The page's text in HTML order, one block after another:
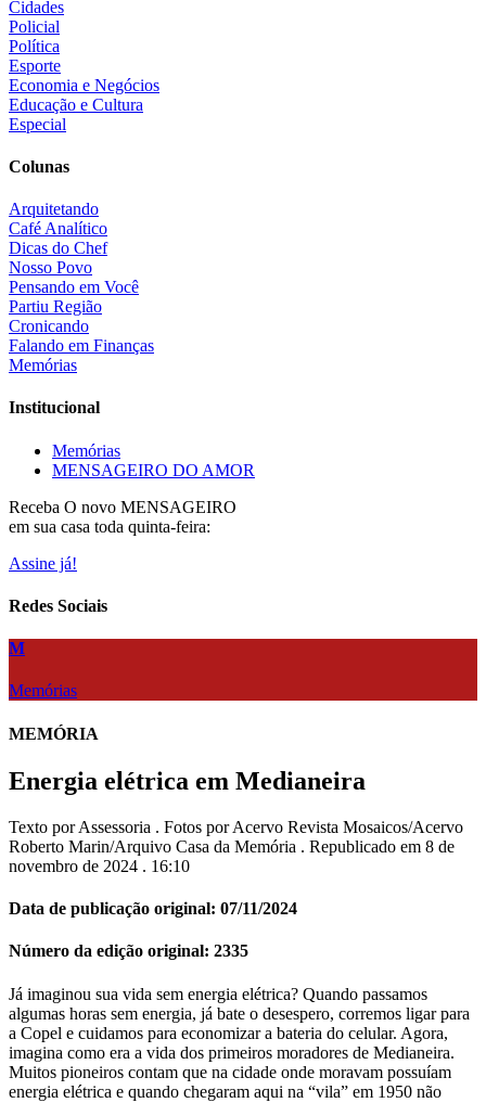
Cidades
Policial
Política
Esporte
Economia e Negócios
Educação e Cultura
Especial
Colunas
Arquitetando
Café Analítico
Dicas do Chef
Nosso Povo
Pensando em Você
Partiu Região
Cronicando
Falando em Finanças
Memórias
Institucional
Memórias
MENSAGEIRO DO AMOR
Receba O novo MENSAGEIRO
em sua casa toda quinta-feira:
Assine já!
Redes Sociais
M
Memórias
MEMÓRIA
Energia elétrica em Medianeira
Texto por Assessoria . Fotos por Acervo Revista Mosaicos/Acervo
Roberto Marin/Arquivo Casa da Memória . Republicado em 8 de
novembro de 2024 . 16:10
Data de publicação original: 07/11/2024
Número da edição original: 2335
Já imaginou sua vida sem energia elétrica? Quando passamos
algumas horas sem energia, já bate o desespero, corremos ligar para
a Copel e cuidamos para economizar a bateria do celular. Agora,
imagina como era a vida dos primeiros moradores de Medianeira.
Muitos pioneiros contam que na cidade onde moravam possuíam
energia elétrica e quando chegaram aqui na “vila” em 1950 não